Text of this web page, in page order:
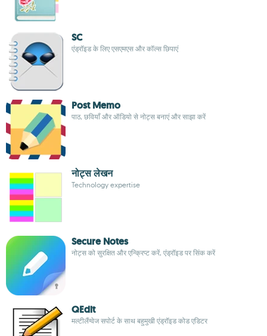
SC
एंड्रॉइड के लिए एसएमएस और कॉल्स छिपाएं
Post Memo
पाठ, छवियाँ और ऑडियो से नोट्स बनाएं और साझा करें
नोट्स लेखन
Technology expertise
Secure Notes
नोट्स को सुरक्षित और एन्क्रिप्ट करें, एंड्रॉइड पर सिंक करें
QEdit
मल्टीलैंग्वेज सपोर्ट के साथ बहुमुखी एंड्रॉइड कोड एडिटर